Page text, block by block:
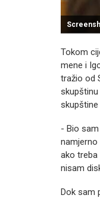
Tokom
mene i
tražio od
skupštinu
skupštine
- Bio
namjerno
ako treba
nisam
Dok sam